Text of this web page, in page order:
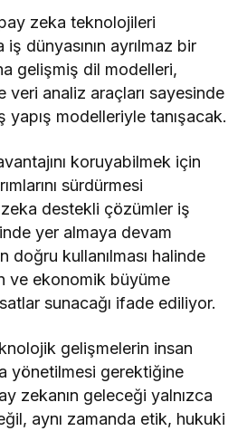
zeka teknolojileri
dünyasının ayrılmaz bir
gelişmiş dil modelleri,
veri analiz araçları sayesinde
modelleriyle tanışacak.
koruyabilmek için
sürdürmesi
destekli çözümler iş
yer almaya devam
doğru kullanılması halinde
ve ekonomik büyüme
sunacağı ifade ediliyor.
gelişmelerin insan
yönetilmesi gerektiğine
zekanın geleceği yalnızca
aynı zamanda etik, hukuki